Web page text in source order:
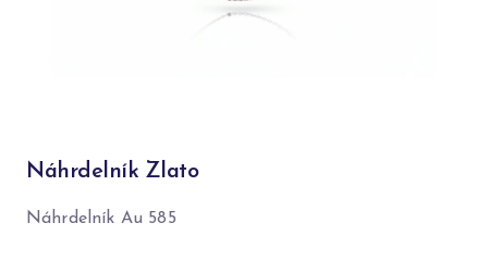
Náhrdelník Zlato
Náhrdelník Au 585